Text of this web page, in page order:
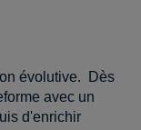
évolutive. Dès
avec un
d'enrichir